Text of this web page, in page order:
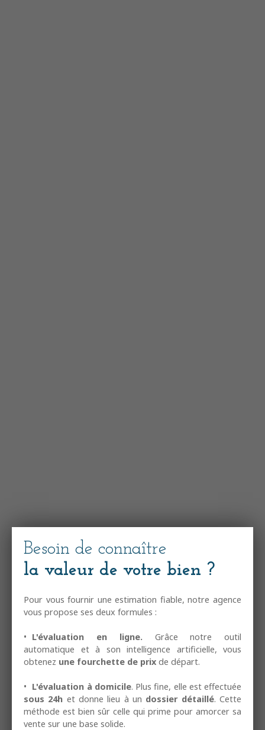
Besoin de connaître
la valeur de votre bien ?
Pour vous fournir une estimation fiable, notre agence
vous propose ses deux formules :
L'évaluation en ligne. Grâce notre outil
automatique et à son intelligence artificielle, vous
obtenez une fourchette de prix de départ.
L'évaluation à domicile. Plus fine, elle est effectuée
sous 24h et donne lieu à un dossier détaillé. Cette
méthode est bien sûr celle qui prime pour amorcer sa
vente sur une base solide.